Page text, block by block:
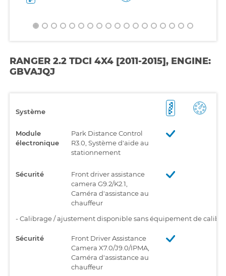
RANGER 2.2 TDCI 4X4 [2011-2015], ENGINE:
GBVAJQJ
Système
Module
électronique
Park Distance Control
R3.0, Système d'aide au
stationnement
Sécurité
Front driver assistance
camera G9.2/K2.1,
Caméra d'assistance au
chauffeur
-Calibrage / ajustement disponible sans équipement de
Sécurité
Front Driver Assistance
Camera X7.0/J9.0/IPMA,
Caméra d'assistance au
chauffeur